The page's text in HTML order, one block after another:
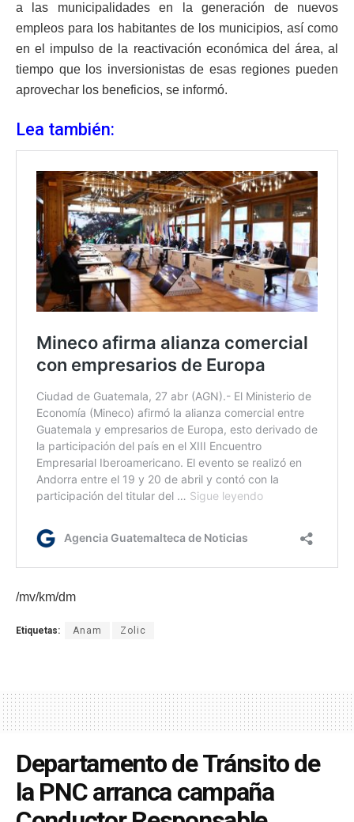
a las municipalidades en la generación de nuevos
empleos para los habitantes de los municipios, así como
en el impulso de la reactivación económica del área, al
tiempo que los inversionistas de esas regiones pueden
aprovechar los beneficios, se informó.
Lea también:
/mv/km/dm
Etiquetas: Anam Zolic
Departamento de Tránsito de
la PNC arranca campaña